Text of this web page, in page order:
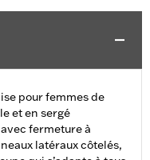
pour femmes de
et en sergé
fermeture à
latéraux côtelés,